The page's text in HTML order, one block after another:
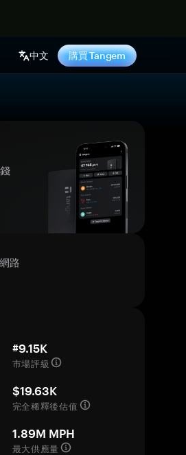
中文 購買 Tangem
路
#9.15K
市場評級
$19.63K
完全稀釋後估值
1.89M MPH
最大供應量